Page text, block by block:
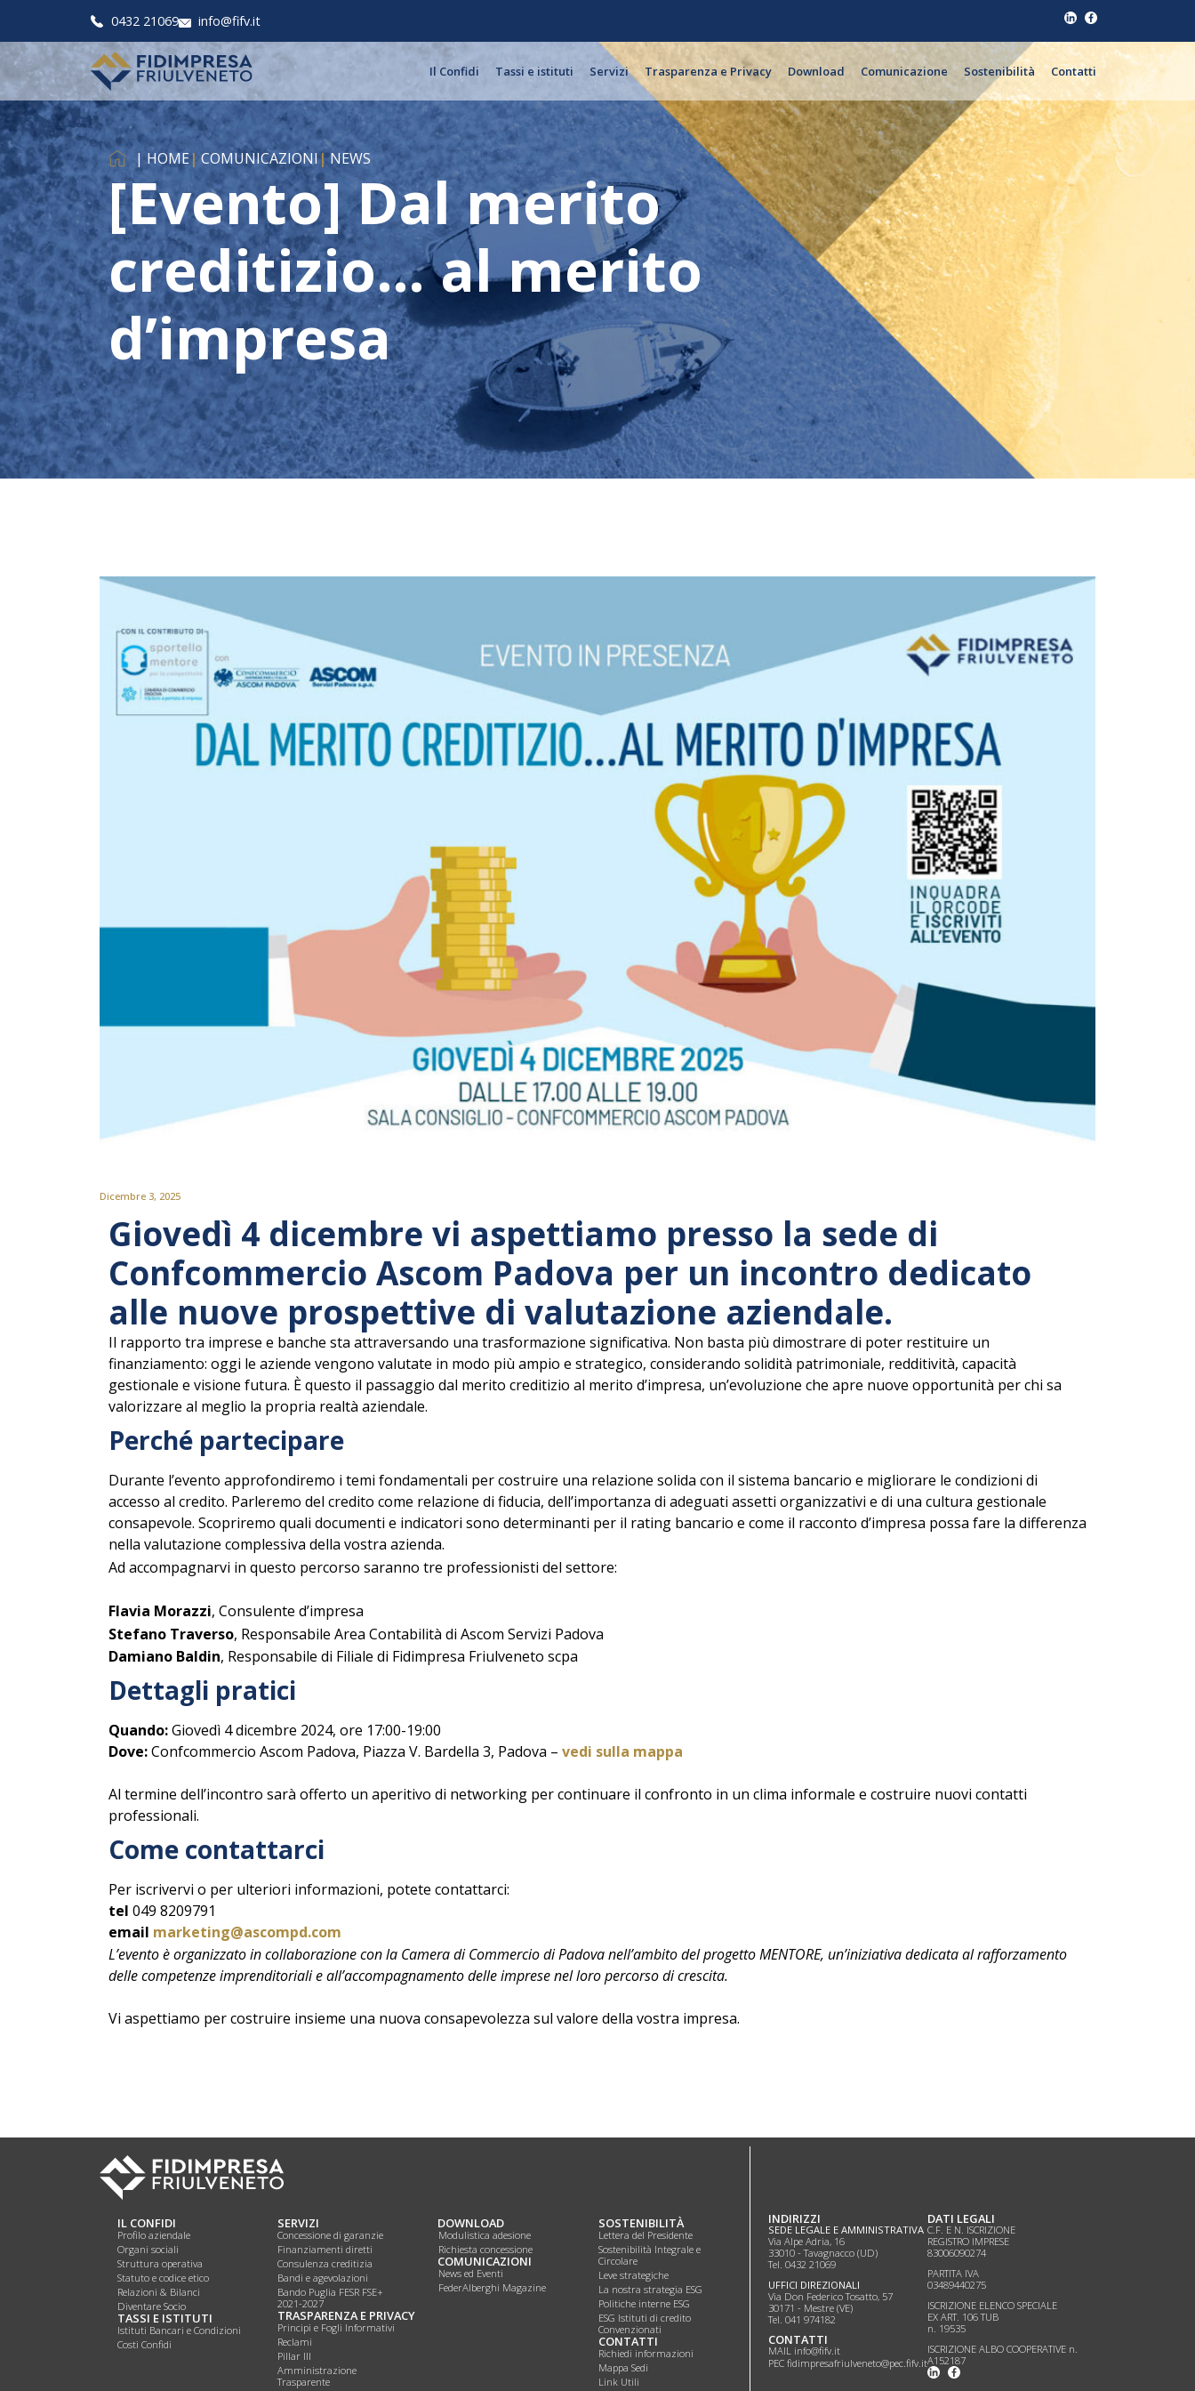
0432 21069 info@fifv.it
Il Confidi Tassi e istituti Servizi Trasparenza e Privacy Download Comunicazione Sostenibilità Contatti
| HOME| COMUNICAZIONI|NEWS
[Evento] Dal merito
creditizio… al merito
d’impresa
Dicembre 3, 2025
Giovedì 4 dicembre vi aspettiamo presso la sede di
Confcommercio Ascom Padova per un incontro dedicato
alle nuove prospettive di valutazione aziendale.
Il rapporto tra imprese e banche sta attraversando una trasformazione significativa. Non basta più dimostrare di poter restituire un
finanziamento: oggi le aziende vengono valutate in modo più ampio e strategico, considerando solidità patrimoniale, redditività, capacità
gestionale e visione futura. È questo il passaggio dal merito creditizio al merito d’impresa, un’evoluzione che apre nuove opportunità per chi sa
valorizzare al meglio la propria realtà aziendale.
Perché partecipare
Durante l’evento approfondiremo i temi fondamentali per costruire una relazione solida con il sistema bancario e migliorare le condizioni di
accesso al credito. Parleremo del credito come relazione di fiducia, dell’importanza di adeguati assetti organizzativi e di una cultura gestionale
consapevole. Scopriremo quali documenti e indicatori sono determinanti per il rating bancario e come il racconto d’impresa possa fare la differenza
nella valutazione complessiva della vostra azienda.
Ad accompagnarvi in questo percorso saranno tre professionisti del settore:
Flavia Morazzi, Consulente d’impresa
Stefano Traverso, Responsabile Area Contabilità di Ascom Servizi Padova
Damiano Baldin, Responsabile di Filiale di Fidimpresa Friulveneto scpa
Dettagli pratici
Quando:Giovedì 4 dicembre 2024, ore 17:00-19:00
Dove:Confcommercio Ascom Padova, Piazza V. Bardella 3, Padova – vedi sulla mappa
Al termine dell’incontro sarà offerto un aperitivo di networking per continuare il confronto in un clima informale e costruire nuovi contatti
professionali.
Come contattarci
Per iscrivervi o per ulteriori informazioni, potete contattarci:
tel 049 8209791
email marketing@ascompd.com
L’evento è organizzato in collaborazione con la Camera di Commercio di Padova nell’ambito del progetto MENTORE, un’iniziativa dedicata al rafforzamento
delle competenze imprenditoriali e all’accompagnamento delle imprese nel loro percorso di crescita.
Vi aspettiamo per costruire insieme una nuova consapevolezza sul valore della vostra impresa.
IL CONFIDI
Profilo aziendale
Organi sociali
Struttura operativa
Statuto e codice etico
Relazioni & Bilanci
Diventare Socio
TASSI E ISTITUTI
Istituti Bancari e Condizioni
Costi Confidi
SERVIZI
Concessione di garanzie
Finanziamenti diretti
Consulenza creditizia
Bandi e agevolazioni
Bando Puglia FESR FSE+
2021-2027
TRASPARENZA E PRIVACY
Principi e Fogli Informativi
Reclami
Pillar III
Amministrazione
Trasparente
DOWNLOAD
Modulistica adesione
Richiesta concessione
COMUNICAZIONI
News ed Eventi
FederAlberghi Magazine
SOSTENIBILITÀ
Lettera del Presidente
Sostenibilità Integrale e
Circolare
Leve strategiche
La nostra strategia ESG
Politiche interne ESG
ESG Istituti di credito
Convenzionati
CONTATTI
Richiedi informazioni
Mappa Sedi
Link Utili
INDIRIZZI
SEDE LEGALE E AMMINISTRATIVA
Via Alpe Adria, 16
33010 - Tavagnacco (UD)
Tel. 0432 21069
UFFICI DIREZIONALI
Via Don Federico Tosatto, 57
30171 - Mestre (VE)
Tel. 041 974182
CONTATTI
MAIL info@fifv.it
PEC fidimpresafriulveneto@pec.fifv.it
DATI LEGALI
C.F. E N. ISCRIZIONE
REGISTRO IMPRESE
83006090274
PARTITA IVA
03489440275
ISCRIZIONE ELENCO SPECIALE
EX ART. 106 TUB
n. 19535
ISCRIZIONE ALBO COOPERATIVE n.
A152187